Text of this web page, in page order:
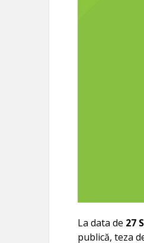
La data de 27
publică, teza